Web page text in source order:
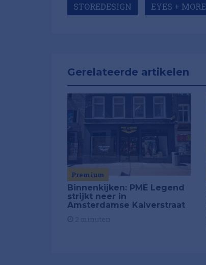
STOREDESIGN EYES + MORE
Gerelateerde artikelen
Premium
Binnenkijken: PME Legend
strijkt neer in
Amsterdamse Kalverstraat